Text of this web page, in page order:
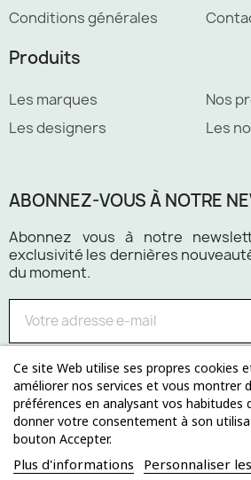
Conditions générales
Produits
Les marques
Les designers
Nos
Les
ABONNEZ-VOUS À NOTRE
Abonnez vous à notre
exclusivité les dernières
du moment.
Ce site Web utilise ses propres cookies
améliorer nos services et vous montrer
préférences en analysant vos habitudes
donner votre consentement à son
bouton Accepter.
Plus d'informations Personnaliser